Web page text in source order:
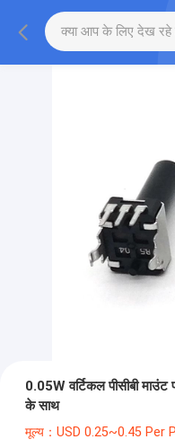
0.05W वर्टिकल पीसीबी माउंट
के साथ
मूल्य：USD 0.25~0.45 Per